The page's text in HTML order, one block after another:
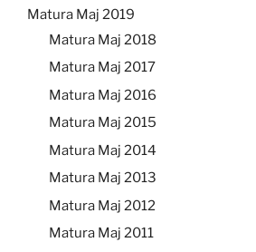
Matura Maj 2019
Matura Maj 2018
Matura Maj 2017
Matura Maj 2016
Matura Maj 2015
Matura Maj 2014
Matura Maj 2013
Matura Maj 2012
Matura Maj 2011